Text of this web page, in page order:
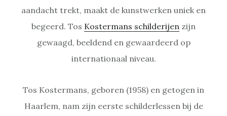
aandacht trekt, maakt de kunstwerken uniek en
begeerd. Tos Kostermans schilderijen zijn
gewaagd, beeldend en gewaardeerd op
internationaal niveau.
Tos Kostermans, geboren (1958) en getogen in
Haarlem, nam zijn eerste schilderlessen bij de